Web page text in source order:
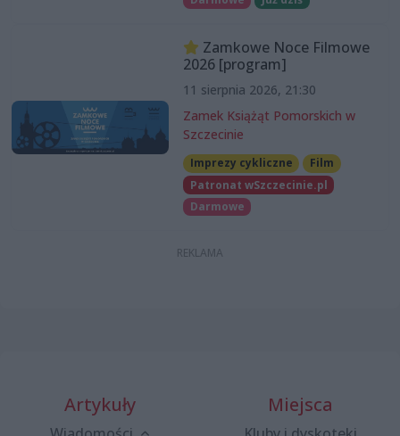
Zamkowe Noce Filmowe
2026 [program]
11 sierpnia 2026, 21:30
Zamek Książąt Pomorskich w
Szczecinie
Imprezy cykliczne
Film
Patronat wSzczecinie.pl
Darmowe
Artykuły Miejsca